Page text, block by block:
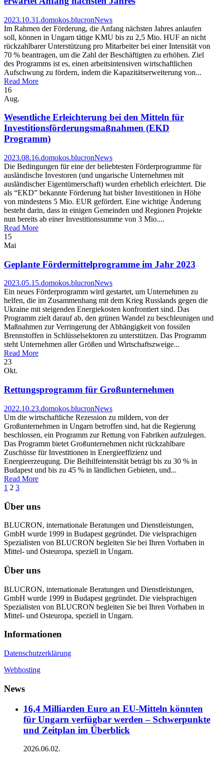
2023.10.31.domokos.blucronNews
Im Rahmen der Förderung, die Anfang nächsten Jahres anlaufen
soll, können in Ungarn tätige KMU bis zu 2,5 Mio. HUF an nicht
rückzahlbarer Unterstützung pro Mitarbeiter bei einer Intensität von
70 % beantragen, um die Zahl der Beschäftigten zu erhöhen. Ziel
des Programms ist es, einen arbeitsintensiven wirtschaftlichen
Aufschwung zu fördern, indem die Kapazitätserweiterung von...
Read More
16
Aug.
Wesentliche Erleichterung bei den Mitteln für
Investitionsförderungsmaßnahmen (EKD
Programm)
2023.08.16.domokos.blucronNews
Die Bedingungen für eine der beliebtesten Förderprogramme für
ausländische Investoren (und ungarische Unternehmen mit
ausländischer Eigentümerschaft) wurden erheblich erleichtert. Die
als “EKD” bekannte Förderung hat bisher Investitionen in Höhe
von mindestens 5 Mio. EUR gefördert. Eine wichtige Änderung
besteht darin, dass in einigen Gemeinden und Regionen Projekte
nun bereits ab einer Investitionssumme von 3 Mio....
Read More
15
Mai
Geplante Fördermittelprogramme im Jahr 2023
2023.05.15.domokos.blucronNews
Ein neues Förderprogramm wird gestartet, um Unternehmen zu
helfen, die im Zusammenhang mit dem Krieg Russlands gegen die
Ukraine mit steigenden Energiekosten konfrontiert sind. Das
Programm zielt darauf ab, den grünen Wandel zu beschleunigen und
Maßnahmen zur Verringerung der Abhängigkeit von fossilen
Brennstoffen in Schlüsselsektoren zu unterstützen. Das Programm
steht Unternehmen aller Größen und Wirtschaftszweige...
Read More
23
Okt.
Rettungsprogramm für Großunternehmen
2022.10.23.domokos.blucronNews
Um die wirtschaftliche Rezession zu mildern, von der
Großunternehmen in Ungarn betroffen sind, hat die Regierung
beschlossen, ein Programm zur Rettung von Fabriken aufzulegen.
Das Programm bietet Großunternehmen nicht rückzahlbare
Zuschüsse für Investitionen in Energieeffizienz und
Energieerzeugung. Die Beihilfeintensität beträgt bis zu 30 % in
Budapest und bis zu 45 % in ländlichen Gebieten, und...
Read More
1 2 3
Über uns
BLUCRON, internationale Beratungen und Dienstleistungen,
GmbH wurde 1999 in Budapest gegründet. Die vielsprachigen
Spezialisten von BLUCRON begleiten Sie bei Ihren Vorhaben in
Mittel- und Osteuropa, speziell in Ungarn.
Über uns
BLUCRON, internationale Beratungen und Dienstleistungen,
GmbH wurde 1999 in Budapest gegründet. Die vielsprachigen
Spezialisten von BLUCRON begleiten Sie bei Ihren Vorhaben in
Mittel- und Osteuropa, speziell in Ungarn.
Informationen
Datenschutzerklärung
Webhosting
News
16,4 Milliarden Euro an EU-Mitteln könnten
für Ungarn verfügbar werden – Schwerpunkte
und Zeitplan im Überblick
2026.06.02.